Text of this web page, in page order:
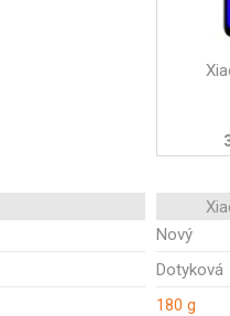
Nový
Dotyková
180 g